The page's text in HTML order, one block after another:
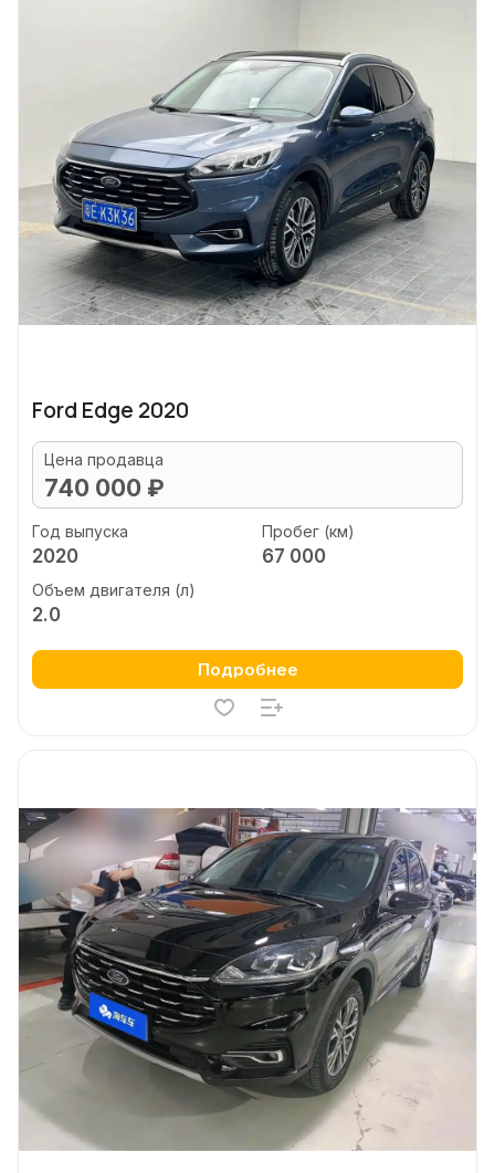
Ford Edge 2020
Цена продавца
740 000 ₽
Год выпуска
2020
Пробег (км)
67 000
Объем двигателя (л)
2.0
Подробнее